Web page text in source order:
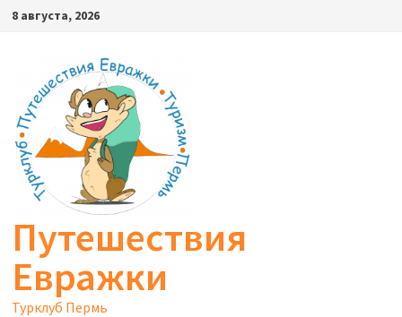
Перейти
содержимому
8 августа, 2026
Путешествия
Евражки
Турклуб Пермь